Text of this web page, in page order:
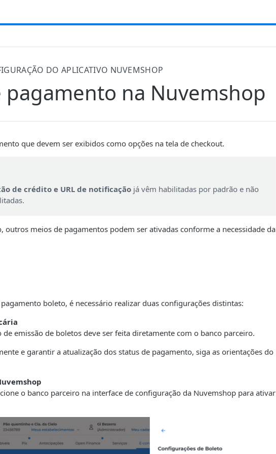
DO APLICATIVO NUVEMSHOP
pagamento na Nuvemshop
que devem ser exibidos como opções na tela de checkout.
de crédito e URL de notificação já vêm habilitadas por padrão e não
outros meios de pagamentos podem ser ativadas conforme a necessidade da
boleto, é necessário realizar duas configurações distintas:
emissão de boletos deve ser feita diretamente com o banco parceiro.
e garantir a atualização dos status de pagamento, siga as orientações do
o banco parceiro na interface de configuração da Nuvemshop para ativar